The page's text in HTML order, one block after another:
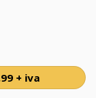
+ iva